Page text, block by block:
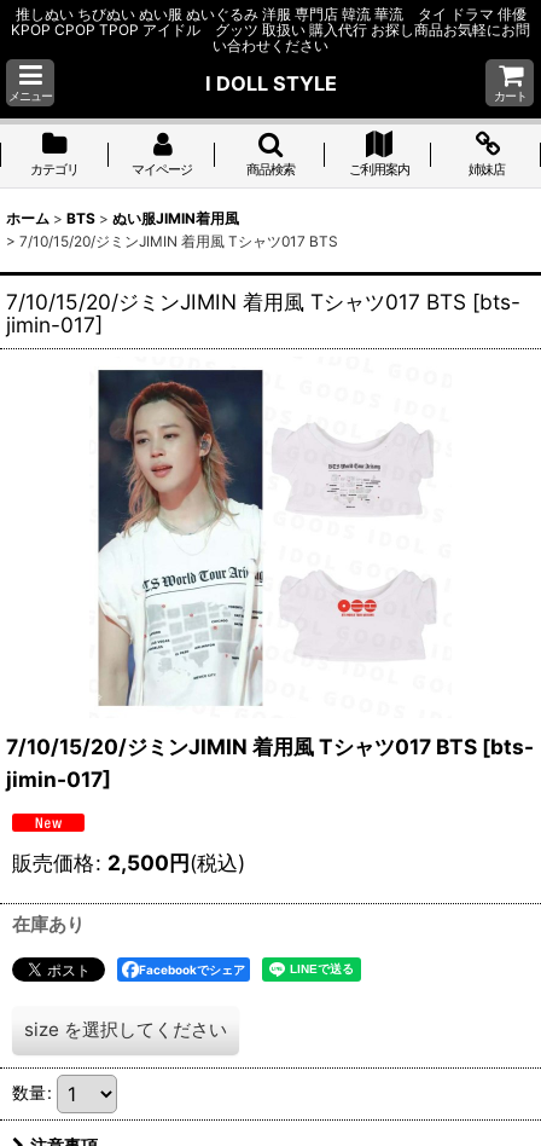
推しぬい ちびぬい ぬい服 ぬいぐるみ 洋服 専門店 韓流 華流 タイ ドラマ 俳優
KPOP CPOP TPOP アイドル グッツ 取扱い 購入代行 お探し商品お気軽にお問
い合わせください
メニュー
I DOLL STYLE
カート
カテゴリ マイページ 商品検索 ご利用案内 姉妹店
ホーム > BTS > ぬい服JIMIN着用風
> 7/10/15/20/ジミンJIMIN 着用風 Tシャツ017 BTS
7/10/15/20/ジミンJIMIN 着用風 Tシャツ017 BTS [bts-
jimin-017]
7/10/15/20/ジミンJIMIN 着用風 Tシャツ017 BTS [bts-
jimin-017]
販売価格: 2,500円(税込)
在庫あり
Facebookでシェア
size を選択してください
数量: